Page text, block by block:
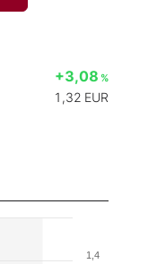
+3,08 %
1,32 EUR
1,4